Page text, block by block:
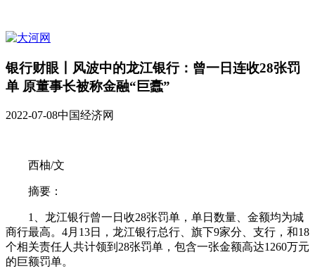
银行财眼丨风波中的龙江银行：曾一日连收28张罚
单 原董事长被称金融“巨蠹”
2022-07-08中国经济网
西柚/文
摘要：
1、龙江银行曾一日收28张罚单，单日数量、金额均为城
商行最高。4月13日，龙江银行总行、旗下9家分、支行，和18
个相关责任人共计领到28张罚单，包含一张金额高达1260万元
的巨额罚单。